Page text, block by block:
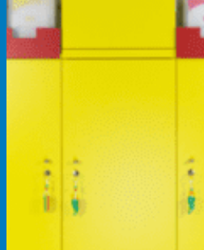
Werken
Contact